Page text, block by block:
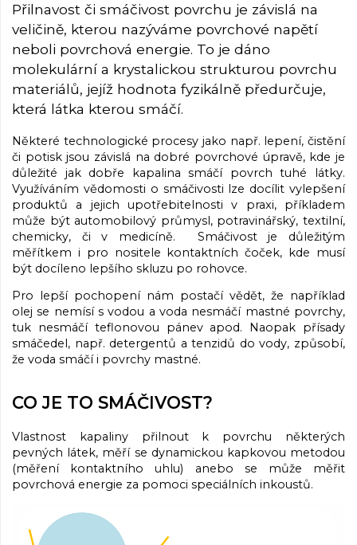
Přilnavost či smáčivost povrchu je závislá na
veličině, kterou nazýváme povrchové napětí
neboli povrchová energie. To je dáno
molekulární a krystalickou strukturou povrchu
materiálů, jejíž hodnota fyzikálně předurčuje,
která látka kterou smáčí.
Některé technologické procesy jako např. lepení, čistění
či potisk jsou závislá na dobré povrchové úpravě, kde je
důležité jak dobře kapalina smáčí povrch tuhé látky.
Využíváním vědomosti o smáčivosti lze docílit vylepšení
produktů a jejich upotřebitelnosti v praxi, příkladem
může být automobilový průmysl, potravinářský, textilní,
chemicky, či v medicíně. Smáčivost je důležitým
měřítkem i pro nositele kontaktních čoček, kde musí
být docíleno lepšího skluzu po rohovce.
Pro lepší pochopení nám postačí vědět, že například
olej se nemísí s vodou a voda nesmáčí mastné povrchy,
tuk nesmáčí teflonovou pánev apod. Naopak přísady
smáčedel, např. detergentů a tenzidů do vody, způsobí,
že voda smáčí i povrchy mastné.
CO JE TO SMÁČIVOST?
Vlastnost kapaliny přilnout k povrchu některých
pevných látek, měří se dynamickou kapkovou metodou
(měření kontaktního uhlu) anebo se může měřit
povrchová energie za pomoci speciálních inkoustů.